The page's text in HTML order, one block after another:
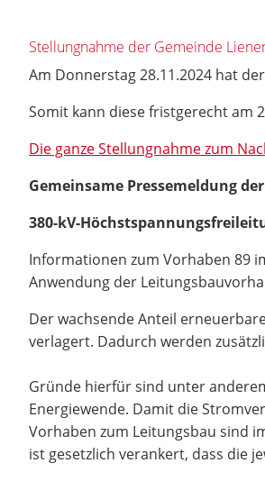
Stellungnahme der Gemeinde
Am Donnerstag 28.11.2024 hat
Somit kann diese fristgerecht am
Die ganze Stellungnahme zum
Gemeinsame Pressemeldung
380-kV-
Informationen zum Vorhaben 89
Anwendung der
Der wachsende Anteil
verlagert. Dadurch werden
Gründe hierfür sind unter
Energiewende. Damit die
Vorhaben zum Leitungsbau sind
ist gesetzlich verankert, dass die